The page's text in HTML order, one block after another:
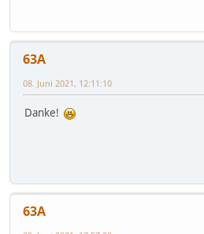
63A
08. Juni 2021, 12:11:10
Danke!
63A